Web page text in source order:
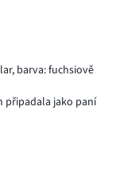
barva: fuchsiově
připadala jako paní